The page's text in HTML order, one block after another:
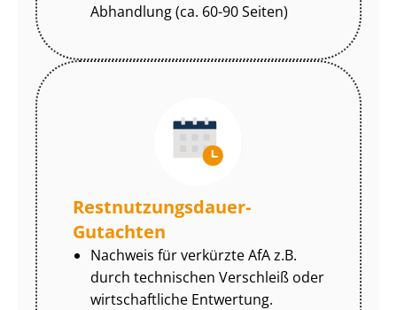
Abhandlung (ca. 60-90 Seiten)
Rest­nut­zungs­dau­er-
Gutachten
Nachweis für verkürzte AfA z.B.
durch technischen Verschleiß oder
wirtschaftliche Entwertung.